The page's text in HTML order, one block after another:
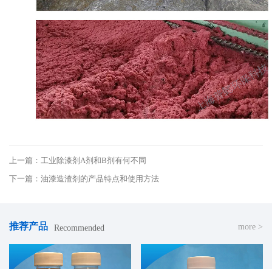
上一篇：工业除漆剂A剂和B剂有何不同
下一篇：油漆造渣剂的产品特点和使用方法
推荐产品 Recommended more >